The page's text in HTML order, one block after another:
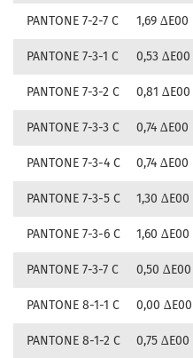
PANTONE 7-2-7 C 1,69 ∆E00
PANTONE 7-3-1 C 0,53 ∆E00
PANTONE 7-3-2 C 0,81 ∆E00
PANTONE 7-3-3 C 0,74 ∆E00
PANTONE 7-3-4 C 0,74 ∆E00
PANTONE 7-3-5 C 1,30 ∆E00
PANTONE 7-3-6 C 1,60 ∆E00
PANTONE 7-3-7 C 0,50 ∆E00
PANTONE 8-1-1 C 0,00 ∆E00
PANTONE 8-1-2 C 0,75 ∆E00